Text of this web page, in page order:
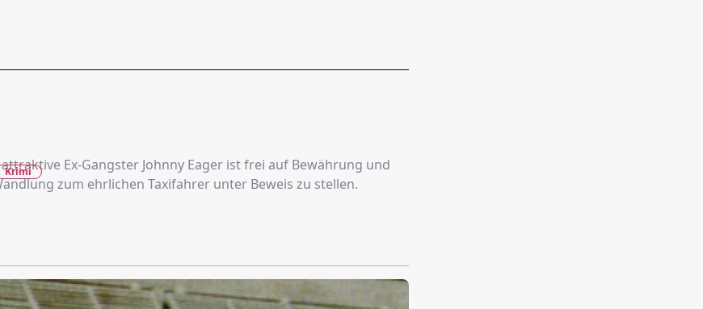
Ex-Gangster Johnny Eager ist frei auf Bewährung und
zum ehrlichen Taxifahrer unter Beweis zu stellen.
Krimi